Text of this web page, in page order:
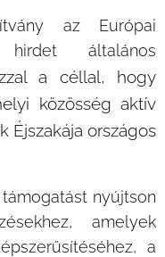
az Európai
hirdet általános
a céllal, hogy
közösség aktív
Éjszakája országos
nyújtson
amelyek
a